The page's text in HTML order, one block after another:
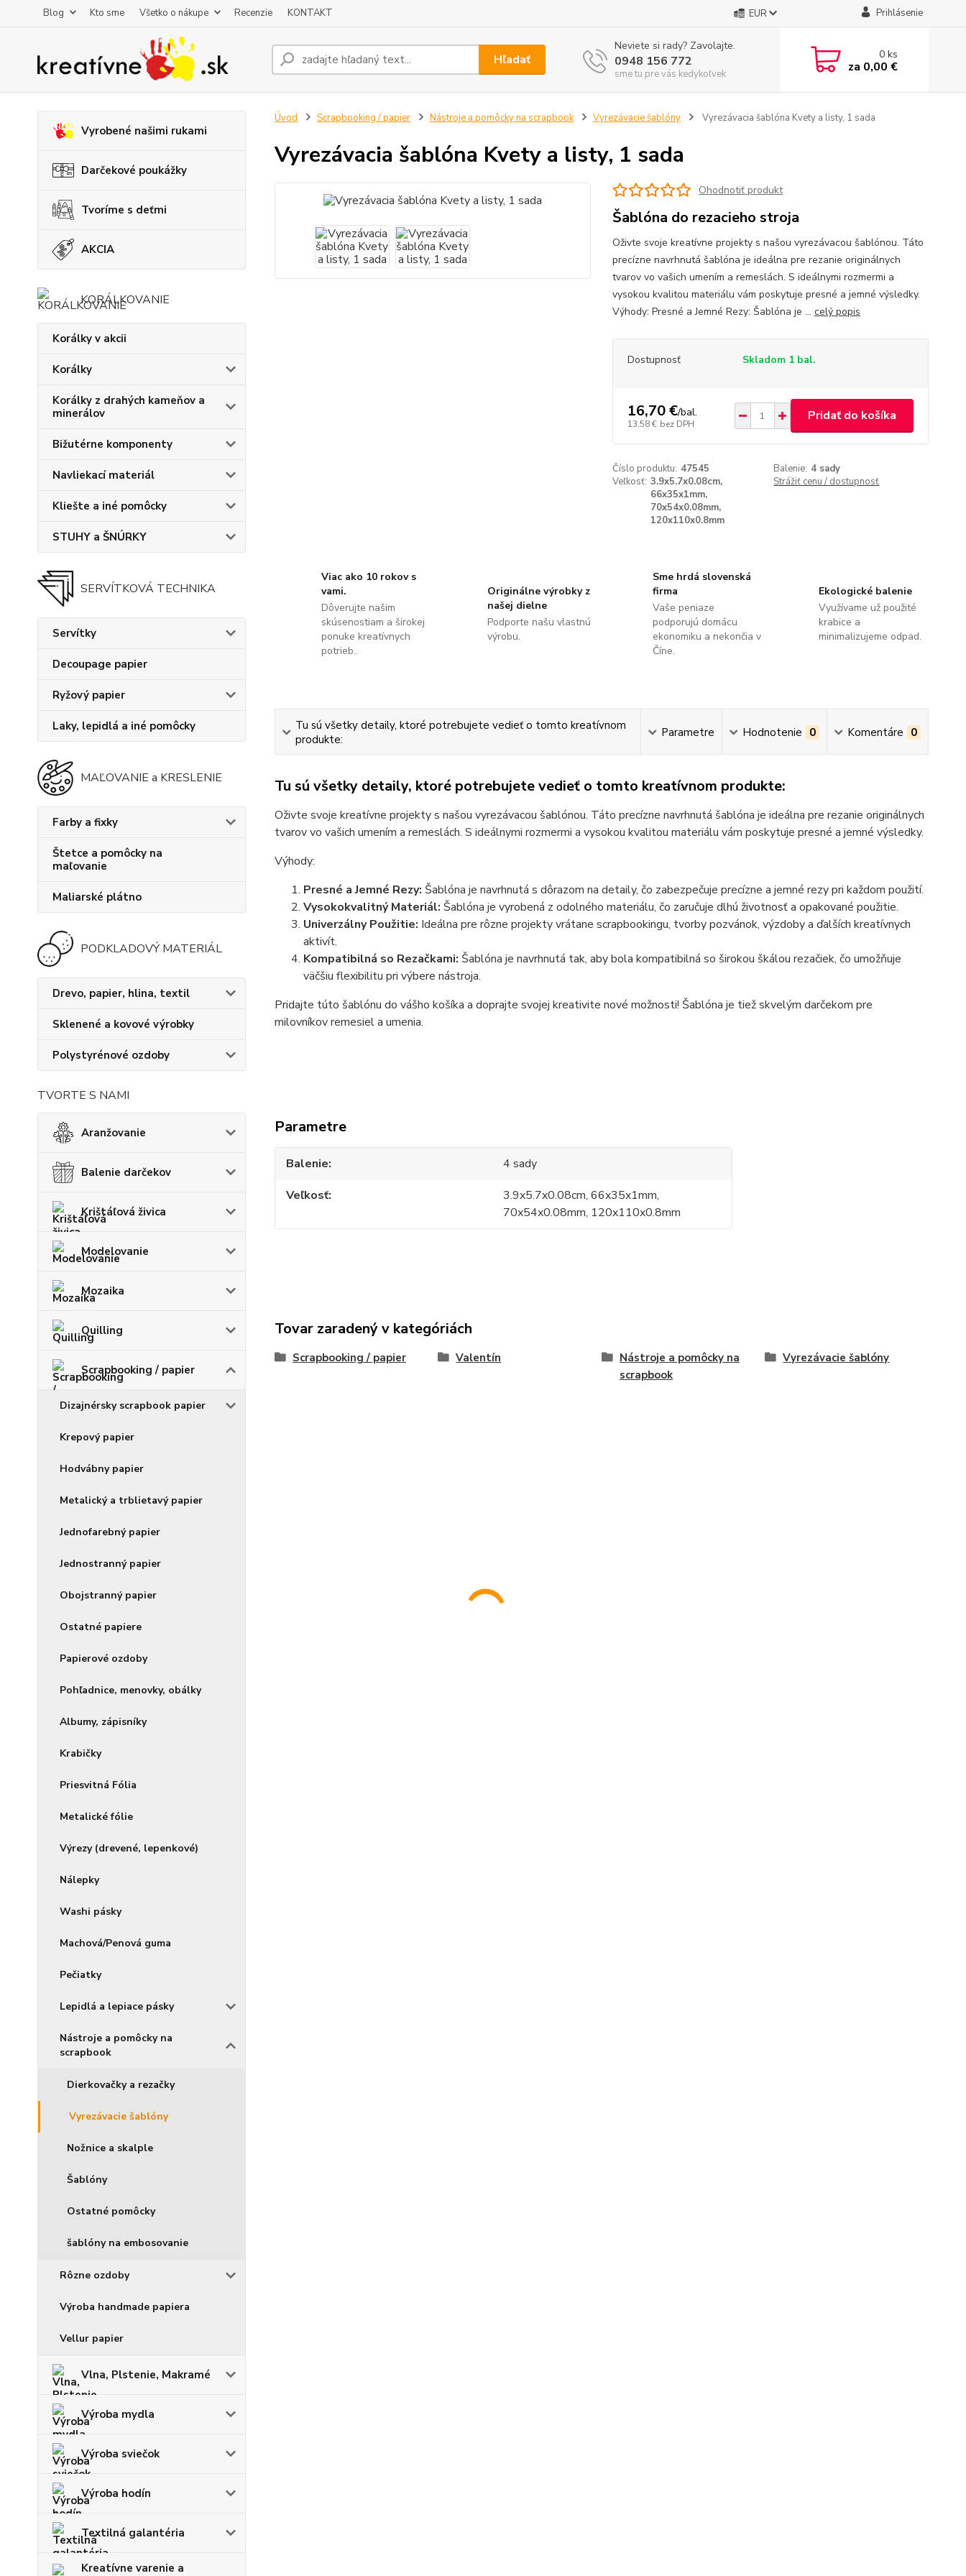
Blog Kto sme Všetko o nákupe Recenzie KONTAKT EUR Prihlásenie
Hľadať
Neviete si rady? Zavolajte.
0948 156 772
sme tu pre vás kedykoľvek
0ks
za 0,00 €
Vyrobené našimi rukami
Darčekové poukážky
Tvoríme s deťmi
AKCIA
KORÁLKOVANIE
Korálky v akcii
Korálky
Korálky z drahých kameňov a
minerálov
Bižutérne komponenty
Navliekací materiál
Kliešte a iné pomôcky
STUHY a ŠNÚRKY
SERVÍTKOVÁ TECHNIKA
Servítky
Decoupage papier
Ryžový papier
Laky, lepidlá a iné pomôcky
MAĽOVANIE a KRESLENIE
Farby a fixky
Štetce a pomôcky na
maľovanie
Maliarské plátno
PODKLADOVÝ MATERIÁL
Drevo, papier, hlina, textil
Sklenené a kovové výrobky
Polystyrénové ozdoby
TVORTE S NAMI
Aranžovanie
Balenie darčekov
Krištáľová živica
Modelovanie
Mozaika
Quilling
Scrapbooking / papier
Dizajnérsky scrapbook papier
Krepový papier
Hodvábny papier
Metalický a trblietavý papier
Jednofarebný papier
Jednostranný papier
Obojstranný papier
Ostatné papiere
Papierové ozdoby
Pohľadnice, menovky, obálky
Albumy, zápisníky
Krabičky
Priesvitná Fólia
Metalické fólie
Výrezy (drevené, lepenkové)
Nálepky
Washi pásky
Machová/Penová guma
Pečiatky
Lepidlá a lepiace pásky
Nástroje a pomôcky na
scrapbook
Dierkovačky a rezačky
Vyrezávacie šablóny
Nožnice a skalple
Šablóny
Ostatné pomôcky
šablóny na embosovanie
Rôzne ozdoby
Výroba handmade papiera
Vellur papier
Vlna, Plstenie, Makramé
Výroba mydla
Výroba sviečok
Výroba hodín
Textilná galantéria
Kreatívne varenie a
Úvod Scrapbooking / papier Nástroje a pomôcky na scrapbook Vyrezávacie šablóny Vyrezávacia šablóna Kvety a listy, 1 sada
Vyrezávacia šablóna Kvety a listy, 1 sada
Ohodnotiť produkt
Šablóna do rezacieho stroja
Oživte svoje kreatívne projekty s našou vyrezávacou šablónou. Táto
precízne navrhnutá šablóna je ideálna pre rezanie originálnych
tvarov vo vašich umením a remeslách. S ideálnymi rozmermi a
vysokou kvalitou materiálu vám poskytuje presné a jemné výsledky.
Výhody: Presné a Jemné Rezy: Šablóna je ... celý popis
Dostupnosť Skladom 1 bal.
16,70 €/bal.
13,58 € bez DPH
Pridať do košíka
Číslo produktu: 47545 Balenie: 4 sady
Veľkosť: 3.9x5.7x0.08cm,
66x35x1mm,
70x54x0.08mm,
120x110x0.8mm
Strážiť cenu / dostupnosť
Viac ako 10 rokov s
vami.
Dôverujte našim
skúsenostiam a širokej
ponuke kreatívnych
potrieb..
Originálne výrobky z
našej dielne
Podporte našu vlastnú
výrobu.
Sme hrdá slovenská
firma
Vaše peniaze
podporujú domácu
ekonomiku a nekončia v
Číne.
Ekologické balenie
Využívame už použité
krabice a
minimalizujeme odpad.
Tu sú všetky detaily, ktoré potrebujete vedieť o tomto kreatívnom
produkte:
Parametre Hodnotenie 0 Komentáre 0
Tu sú všetky detaily, ktoré potrebujete vedieť o tomto kreatívnom produkte:
Oživte svoje kreatívne projekty s našou vyrezávacou šablónou. Táto precízne navrhnutá šablóna je ideálna pre rezanie originálnych
tvarov vo vašich umením a remeslách. S ideálnymi rozmermi a vysokou kvalitou materiálu vám poskytuje presné a jemné výsledky.
Výhody:
Presné a Jemné Rezy: Šablóna je navrhnutá s dôrazom na detaily, čo zabezpečuje precízne a jemné rezy pri každom použití.
Vysokokvalitný Materiál: Šablóna je vyrobená z odolného materiálu, čo zaručuje dlhú životnosť a opakované použitie.
Univerzálny Použitie: Ideálna pre rôzne projekty vrátane scrapbookingu, tvorby pozvánok, výzdoby a ďalších kreatívnych
aktivít.
Kompatibilná so Rezačkami: Šablóna je navrhnutá tak, aby bola kompatibilná so širokou škálou rezačiek, čo umožňuje
väčšiu flexibilitu pri výbere nástroja.
Pridajte túto šablónu do vášho košíka a doprajte svojej kreativite nové možnosti! Šablóna je tiež skvelým darčekom pre
milovníkov remesiel a umenia.
Parametre
Balenie
4 sady
Veľkosť
3.9x5.7x0.08cm, 66x35x1mm,
70x54x0.08mm, 120x110x0.8mm
Tovar zaradený v kategóriách
Scrapbooking / papier Valentín
Nástroje a pomôcky na
scrapbook
Vyrezávacie šablóny